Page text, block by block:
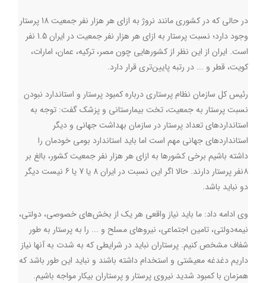
در حالی که در کشوری مانند نروژ به ازای هر هزار نفر جمعیت 18 پرستار
وجود دارد؛ نسبت پرستار به ازای هر هزار نفر جمعیت در ایران 1.5 نفر
است. ایران از این نظر از کشورهایی چون مصر، ترکیه، عمان، امارات،
کویت، قطر و ... در رتبه پایین‌تری قرار دارد.
رئیس کل سازمان نظام پرستاری درباره کمبود پرستار و استاندارد نبودن
نسبت پرستار به جمعیت، تخت بیمارستانی و پزشک گفت: توجه به
استانداردهای تعداد پرستار در سازمان بهداشت جهانی و دیگر
استانداردهای جهانی مهم است اما باید استاندارد بومی خودمان را
داشته باشیم برخی کشورها به ازای هر هزار نفر جمعیت کشور، بالغ بر
۸نفر پرستار دارند. حالا اگر این نسبت در ایران 8 یا 7 یا 6 نیست دیگر
دو نباید باشد.
وی ادامه داد: ما باید نیاز واقعی هر یک از بخش‌های خصوصی، دولتی،
نیمه‌دولتی، تامین اجتماعی، نیروهای مسلح و ... را به پرستار به طور
شفاف مشخص کنیم. پرستاران نباید در شرایطی که به شدت به آنها نیاز
داریم دغدغه معیشتی و استخدام داشته باشند و نباید این طور باشد که
همزمان با کمبود شدید نیروی پرستار و پرستاران بیکار مواجه باشیم.